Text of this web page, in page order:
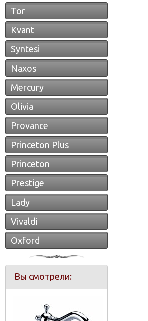
Tor
Kvant
Syntesi
Naxos
Mercury
Olivia
Provance
Princeton Plus
Princeton
Prestige
Lady
Vivaldi
Oxford
Вы смотрели: